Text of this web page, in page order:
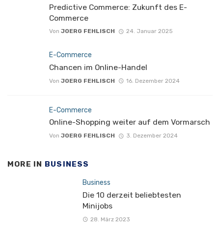
Predictive Commerce: Zukunft des E-
Commerce
Von JOERG FEHLISCH 24. Januar 2025
E-Commerce
Chancen im Online-Handel
Von JOERG FEHLISCH 16. Dezember 2024
E-Commerce
Online-Shopping weiter auf dem Vormarsch
Von JOERG FEHLISCH 3. Dezember 2024
MORE IN BUSINESS
Business
Die 10 derzeit beliebtesten
Minijobs
28. März 2023